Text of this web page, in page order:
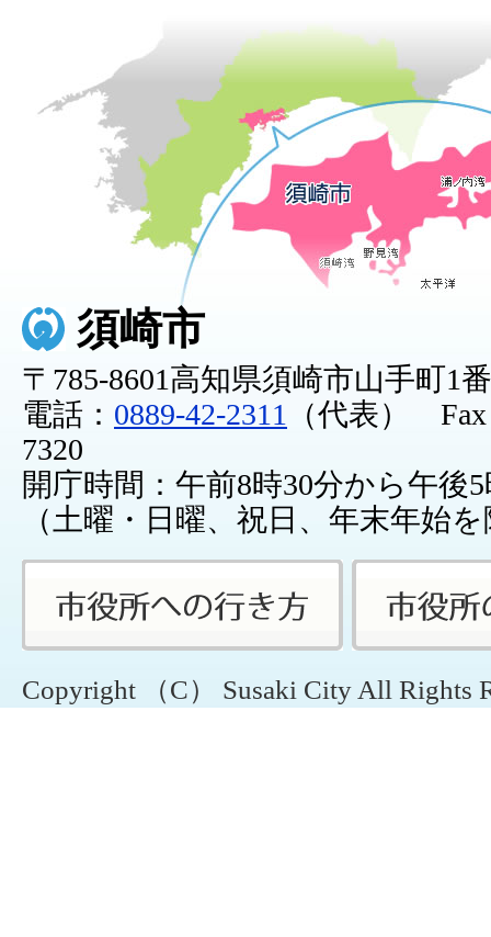
須崎市
〒785-8601高知県須崎市山手町1
電話： 0889-42-2311
（代表） Fax
7320
開庁時間：午前8時30分から午後
（土曜・日曜、祝日、年末年始
Copyright （C） Susaki City All Rights